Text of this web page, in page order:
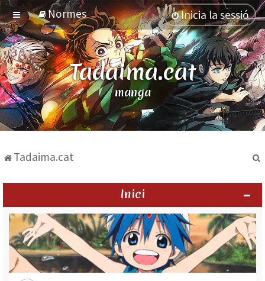
Normes Inicia la sessió
Tadaima.cat
manga
Tadaima.cat
Inici